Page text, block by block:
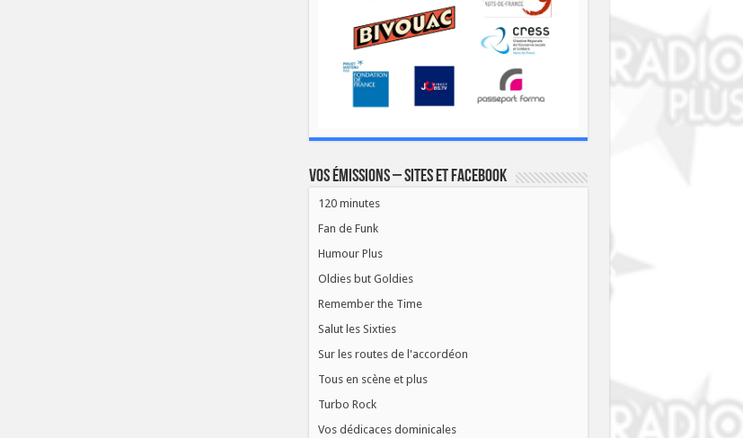
Vos émissions – Sites et Facebook
120 minutes
Fan de Funk
Humour Plus
Oldies but Goldies
Remember the Time
Salut les Sixties
Sur les routes de l'accordéon
Tous en scène et plus
Turbo Rock
Vos dédicaces dominicales